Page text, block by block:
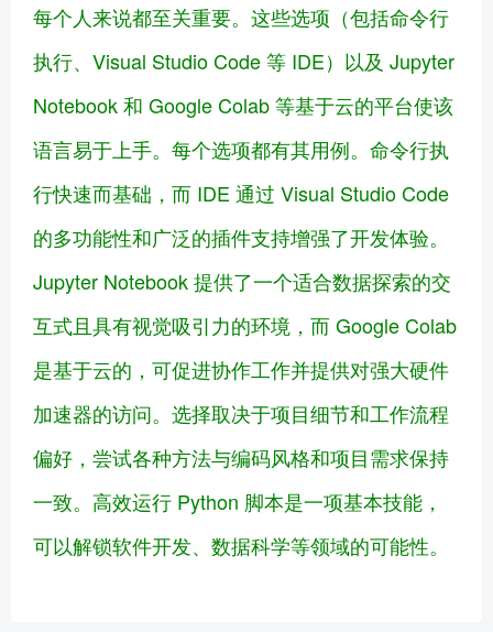
每个人来说都至关重要。这些选项（包括命令行
执行、Visual Studio Code 等 IDE）以及 Jupyter
Notebook 和 Google Colab 等基于云的平台使该
语言易于上手。每个选项都有其用例。命令行执
行快速而基础，而 IDE 通过 Visual Studio Code
的多功能性和广泛的插件支持增强了开发体验。
Jupyter Notebook 提供了一个适合数据探索的交
互式且具有视觉吸引力的环境，而 Google Colab
是基于云的，可促进协作工作并提供对强大硬件
加速器的访问。选择取决于项目细节和工作流程
偏好，尝试各种方法与编码风格和项目需求保持
一致。高效运行 Python 脚本是一项基本技能，
可以解锁软件开发、数据科学等领域的可能性。